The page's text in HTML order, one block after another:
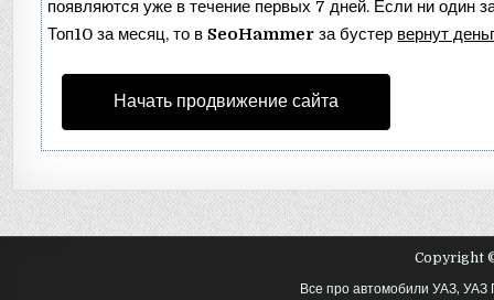
появляются уже в течение первых 7 дней. Если ни один
Топ10 за месяц, то вSeoHammer за бустер вернут
Начать продвижение сайта
Copyright
Все про автомобили УАЗ, УАЗ